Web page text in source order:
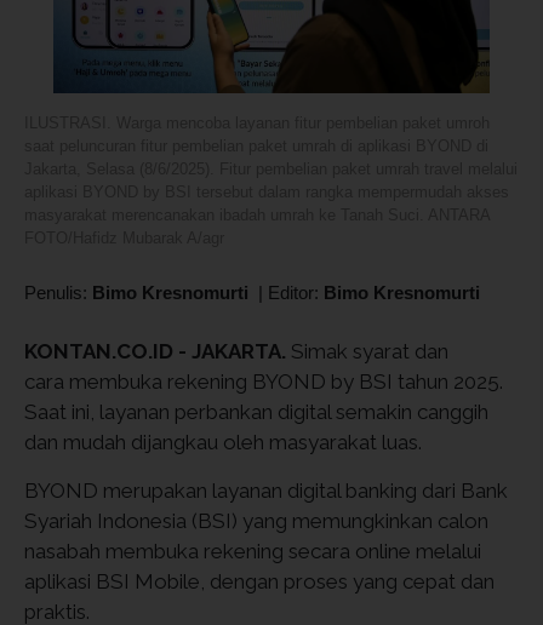
Penulis: Bimo Kresnomurti | Editor: Bimo Kresnomurti
KONTAN.CO.ID - JAKARTA. Simak syarat dan
cara membuka rekening BYOND by BSI tahun 2025.
Saat ini, layanan perbankan digital semakin canggih
dan mudah dijangkau oleh masyarakat luas.
BYOND merupakan layanan digital banking dari Bank
Syariah Indonesia (BSI) yang memungkinkan calon
nasabah membuka rekening secara online melalui
aplikasi BSI Mobile, dengan proses yang cepat dan
praktis.